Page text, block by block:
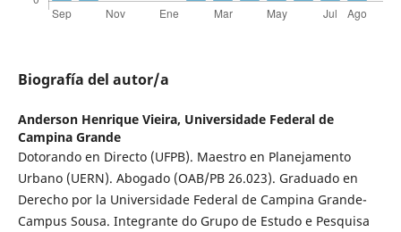
Biografía del autor/a
Anderson Henrique Vieira, Universidade Federal de
Campina Grande
Dotorando en Directo (UFPB). Maestro en Planejamento
Urbano (UERN). Abogado (OAB/PB 26.023). Graduado en
Derecho por la Universidade Federal de Campina Grande-
Campus Sousa. Integrante do Grupo de Estudo e Pesquisa